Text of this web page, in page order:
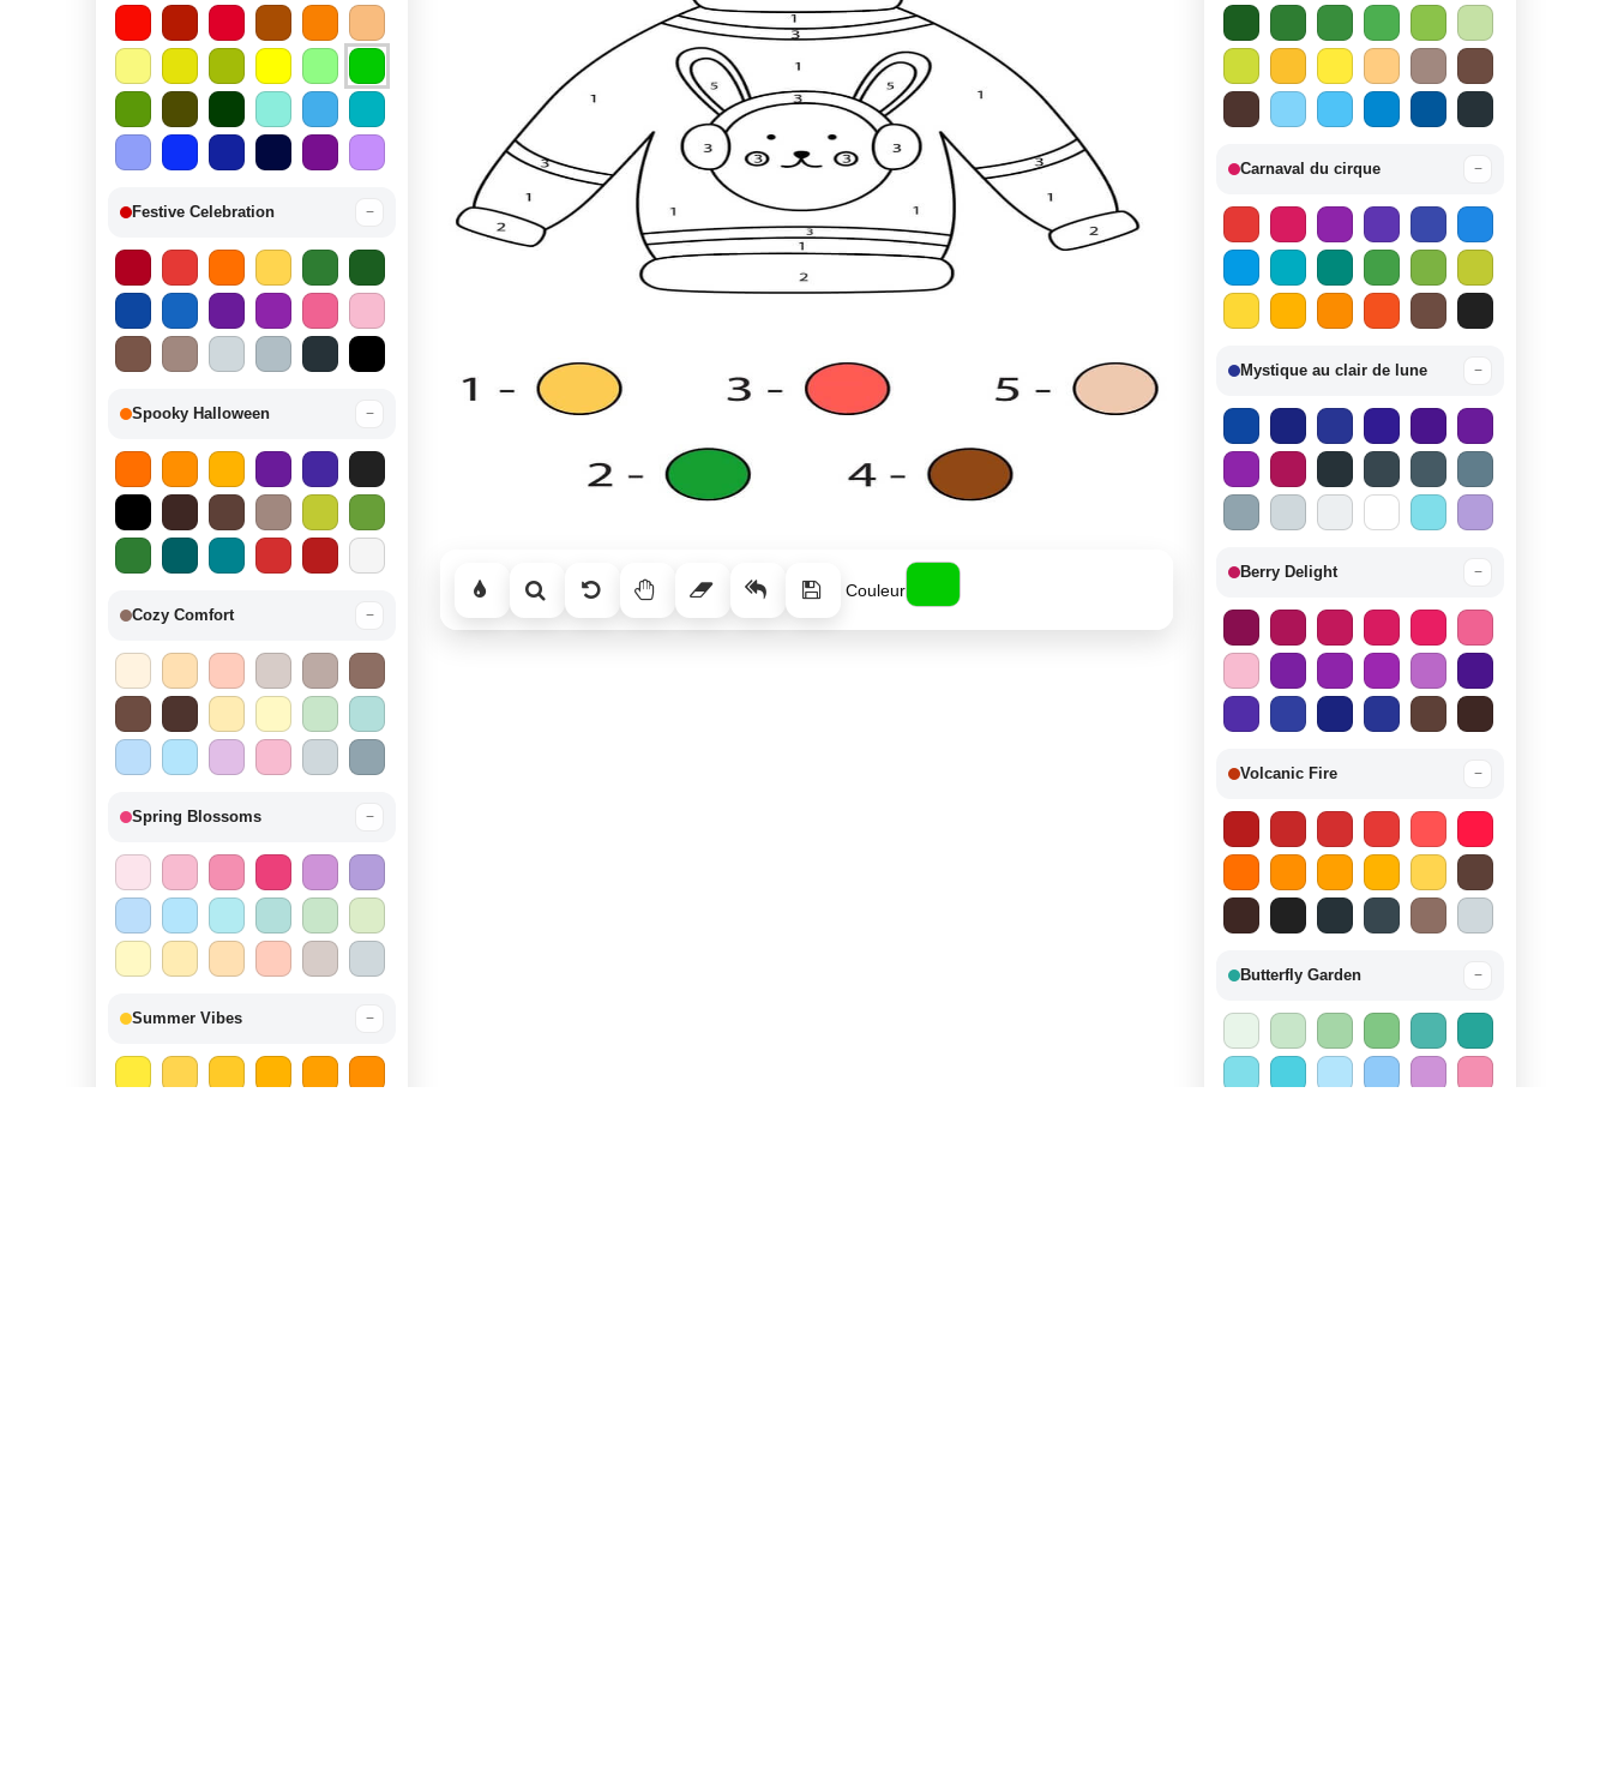
Festive Celebration −
Spooky Halloween −
Cozy Comfort −
Spring Blossoms −
Summer Vibes −
Couleur
Carnaval du cirque −
Mystique au clair de lune −
Berry Delight −
Volcanic Fire −
Butterfly Garden −